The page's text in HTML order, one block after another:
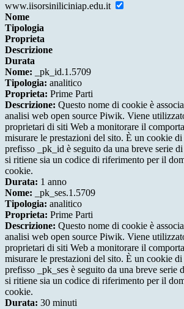
www.iisorsiniliciniap.edu.it
Nome
Tipologia
Proprieta
Descrizione
Durata
Nome: _pk_id.1.5709
Tipologia: analitico
Proprieta: Prime Parti
Descrizione: Questo nome di cookie è
analisi web open source Piwik. Viene
proprietari di siti Web a monitorare il
misurare le prestazioni del sito. È un cookie
prefisso _pk_id è seguito da una breve serie
si ritiene sia un codice di riferimento per il
cookie.
Durata: 1 anno
Nome: _pk_ses.1.5709
Tipologia: analitico
Proprieta: Prime Parti
Descrizione: Questo nome di cookie è
analisi web open source Piwik. Viene
proprietari di siti Web a monitorare il
misurare le prestazioni del sito. È un cookie
prefisso _pk_ses è seguito da una breve serie
si ritiene sia un codice di riferimento per il
cookie.
Durata: 30 minuti